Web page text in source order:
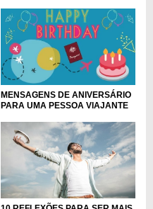
MENSAGENS DE ANIVERSÁRIO
PARA UMA PESSOA VIAJANTE